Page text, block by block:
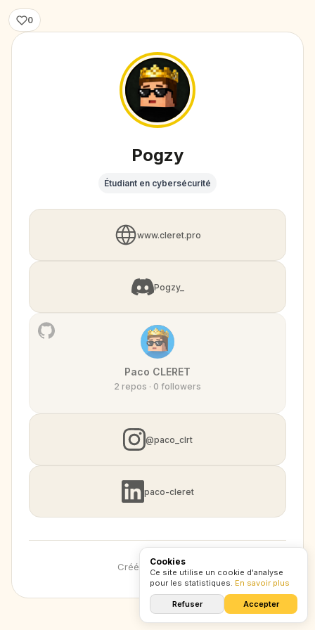
0
Pogzy
Étudiant en cybersécurité
www.cleret.pro
Pogzy_
Paco CLERET
2 repos · 0 followers
@paco_clrt
paco-cleret
Créé avecCXZ.
Cookies
Ce site utilise un cookie d'analyse
pour les statistiques. En savoir plus
Refuser Accepter